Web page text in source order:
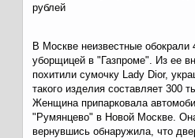
рублей
В Москве неизвестные
уборщицей в "Газпроме". Из ее
похитили сумочку Lady Dior,
такого изделия составляет 300
Женщина припарковала
"Румянцево" в Новой Москве.
вернувшись обнаружила, что